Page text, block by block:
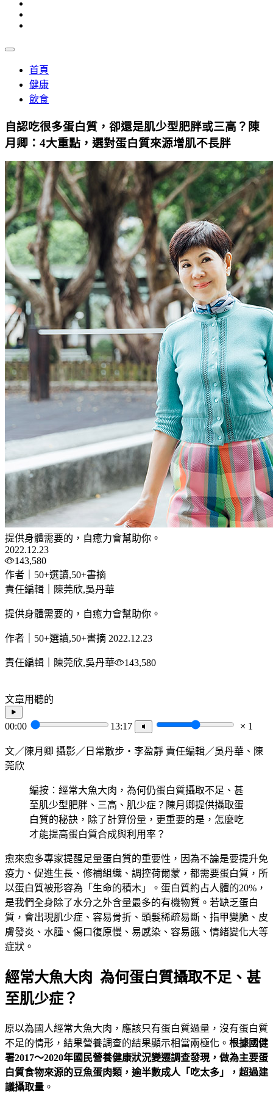
首頁
健康
飲食
自認吃很多蛋白質，卻還是肌少型肥胖或三高？陳
月卿：4大重點，選對蛋白質來源增肌不長胖
提供身體需要的，自癒力會幫助你。
2022.12.23
143,580
作者｜50+選讀,50+書摘
責任編輯｜陳莞欣,吳丹華
提供身體需要的，自癒力會幫助你。
作者｜50+選讀,50+書摘 2022.12.23
責任編輯｜陳莞欣,吳丹華 143,580
文章用聽的
00:00 13:17 1
文／陳月卿 攝影／日常散步・李盈靜 責任編輯／吳丹華、陳
莞欣
編按：經常大魚大肉，為何仍蛋白質攝取不足、甚
至肌少型肥胖、三高、肌少症？陳月卿提供攝取蛋
白質的秘訣，除了計算份量，更重要的是，怎麼吃
才能提高蛋白質合成與利用率？
愈來愈多專家提醒足量蛋白質的重要性，因為不論是要提升免
疫力、促進生長、修補組織、調控荷爾蒙，都需要蛋白質，所
以蛋白質被形容為「生命的積木」。蛋白質約占人體的20%，
是我們全身除了水分之外含量最多的有機物質。若缺乏蛋白
質，會出現肌少症、容易骨折、頭髮稀疏易斷、指甲變脆、皮
膚發炎、水腫、傷口復原慢、易感染、容易餓、情緒變化大等
症狀。
經常大魚大肉 為何蛋白質攝取不足、甚
至肌少症？
原以為國人經常大魚大肉，應該只有蛋白質過量，沒有蛋白質
不足的情形，結果營養調查的結果顯示相當兩極化。 根據國健
署2017～2020年國民營養健康狀況變遷調查發現，做為主要蛋
白質食物來源的豆魚蛋肉類，逾半數成人「吃太多」，超過建
議攝取量 。